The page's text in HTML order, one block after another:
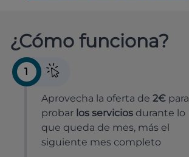
¿Cómo funciona?
1
Aprovecha la oferta de 2€ para
probar los servicios durante lo
que queda de mes, más el
siguiente mes completo